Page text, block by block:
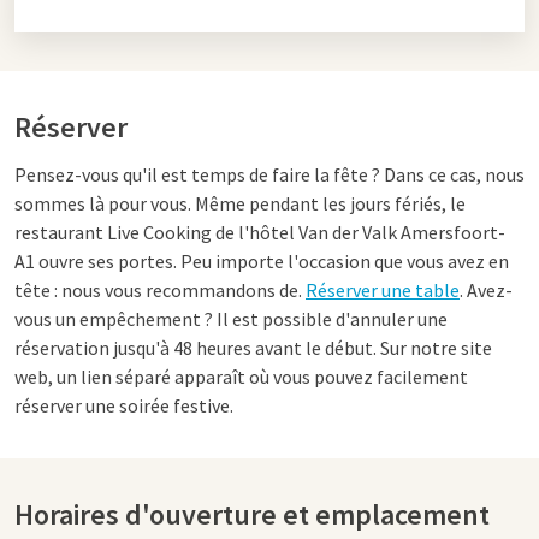
Réserver
Pensez-vous qu'il est temps de faire la fête ? Dans ce cas, nous
sommes là pour vous. Même pendant les jours fériés, le
restaurant Live Cooking de l'hôtel Van der Valk Amersfoort-
A1 ouvre ses portes. Peu importe l'occasion que vous avez en
tête : nous vous recommandons de. Réserver une table. Avez-
vous un empêchement ? Il est possible d'annuler une
réservation jusqu'à 48 heures avant le début. Sur notre site
web, un lien séparé apparaît où vous pouvez facilement
réserver une soirée festive.
Horaires d'ouverture et emplacement